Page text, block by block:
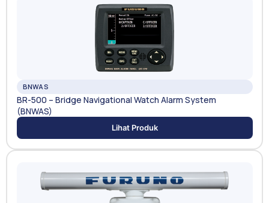
BNWAS
BR-500 – Bridge Navigational Watch Alarm System
(BNWAS)
Lihat Produk